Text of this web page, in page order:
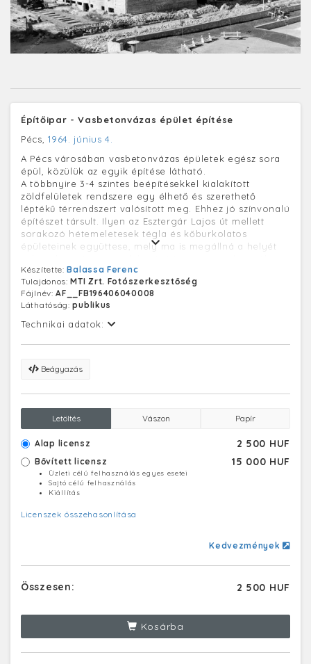
Építőipar - Vasbetonvázas épület építése
Pécs,1964. június 4.
A Pécs városában vasbetonvázas épületek egész sora
épül, közülük az egyik építése látható.
A többnyire 3-4 szintes beépítésekkel kialakított
zöldfelületek rendszere egy élhető és szerethető
léptékű térrendszert valósított meg. Ehhez jó színvonalú
építészet társult. Ilyen az Esztergár Lajos út mellett
sorakozó hétemeletesek tégla és kőburkolatos
épületeinek együttese, mely ma is megállná a helyét
Készítette:Balassa Ferenc
Tulajdonos:MTI Zrt. Fotószerkesztőség
Fájlnév:AF__FB196406040008
Láthatóság:publikus
Technikai adatok:
Beágyazás
Letöltés Vászon Papír
Alap licensz 2 500 HUF
Bővített licensz 15 000 HUF
Üzleti célú felhasználás egyes esetei
Sajtó célú felhasználás
Kiállítás
Licenszek összehasonlítása
Kedvezmények
Összesen: 2 500 HUF
Kosárba